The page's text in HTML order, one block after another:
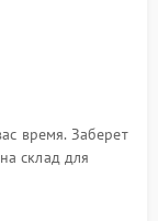
время. Заберет
склад для